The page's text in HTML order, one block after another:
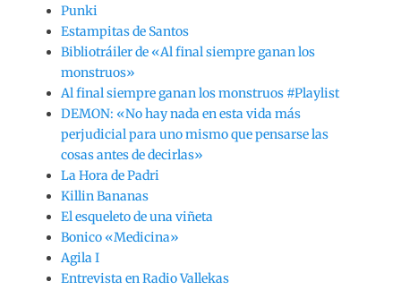
Punki
Estampitas de Santos
Bibliotráiler de «Al final siempre ganan los
monstruos»
Al final siempre ganan los monstruos #Playlist
DEMON: «No hay nada en esta vida más
perjudicial para uno mismo que pensarse las
cosas antes de decirlas»
La Hora de Padri
Killin Bananas
El esqueleto de una viñeta
Bonico «Medicina»
Agila I
Entrevista en Radio Vallekas